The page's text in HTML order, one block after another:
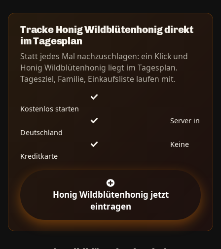
Tracke Honig Wildblütenhonig direkt
im Tagesplan
Statt jedes Mal nachzuschlagen: ein Klick und
Honig Wildblütenhonig liegt im Tagesplan.
Tagesziel, Familie, Einkaufsliste laufen mit.
Kostenlos starten
Server in
Deutschland
Keine
Kreditkarte
Honig Wildblütenhonig jetzt
eintragen